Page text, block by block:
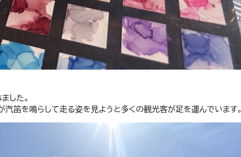
した。
汽笛を鳴らして走る姿を見ようと多くの観光客が足を運んでいます。